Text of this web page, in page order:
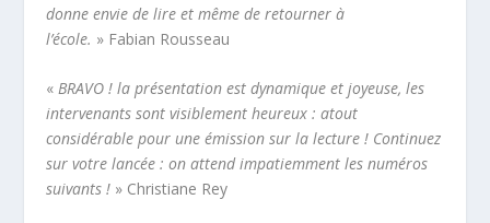
donne envie de lire et même de retourner à
l’école. » Fabian Rousseau
«BRAVO ! la présentation est dynamique et joyeuse, les
intervenants sont visiblement heureux : atout
considérable pour une émission sur la lecture ! Continuez
sur votre lancée : on attend impatiemment les numéros
suivants ! » Christiane Rey